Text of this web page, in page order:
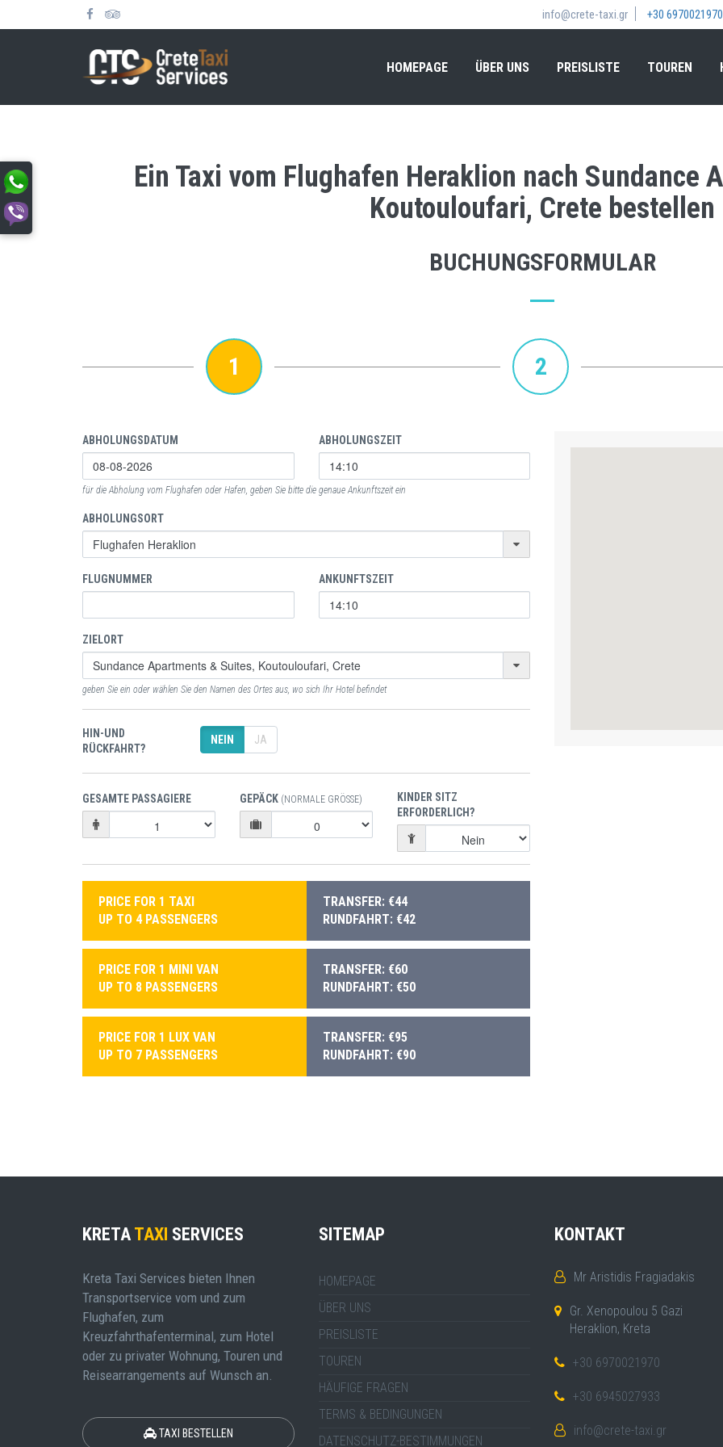
info@crete-taxi.gr +30 6970021970
HOMEPAGE ÜBER UNS PREISLISTE TOUREN
Ein Taxi vom Flughafen Heraklion nach Sundance
Koutouloufari, Crete bestellen
BUCHUNGSFORMULAR
1 2
ABHOLUNGSDATUM ABHOLUNGSZEIT
für die Abholung vom Flughafen oder Hafen, geben Sie bitte die genaue Ankunftszeit ein
ABHOLUNGSORT
FLUGNUMMER ANKUNFTSZEIT
ZIELORT
geben Sie ein oder wählen Sie den Namen des Ortes aus, wo sich Ihr Hotel befindet
HIN-UND
RÜCKFAHRT?
NEIN JA
GESAMTE PASSAGIERE GEPÄCK (NORMALE GRÖSSE)
KINDER SITZ
ERFORDERLICH?
PRICE FOR 1 TAXI
UP TO 4 PASSENGERS
TRANSFER: €44
RUNDFAHRT: €42
PRICE FOR 1 MINI VAN
UP TO 8 PASSENGERS
TRANSFER: €60
RUNDFAHRT: €50
PRICE FOR 1 LUX VAN
UP TO 7 PASSENGERS
TRANSFER: €95
RUNDFAHRT: €90
KRETA TAXI SERVICES
Kreta Taxi Services bieten Ihnen
Transportservice vom und zum
Flughafen, zum
Kreuzfahrthafenterminal, zum Hotel
oder zu privater Wohnung, Touren und
Reisearrangements auf Wunsch an.
TAXI BESTELLEN
SITEMAP
HOMEPAGE
ÜBER UNS
PREISLISTE
TOUREN
HÄUFIGE FRAGEN
TERMS & BEDINGUNGEN
DATENSCHUTZ-BESTIMMUNGEN
KONTAKT
Mr Aristidis Fragiadakis
Gr. Xenopoulou 5 Gazi
Heraklion, Kreta
+30 6970021970
+30 6945027933
info@crete-taxi.gr